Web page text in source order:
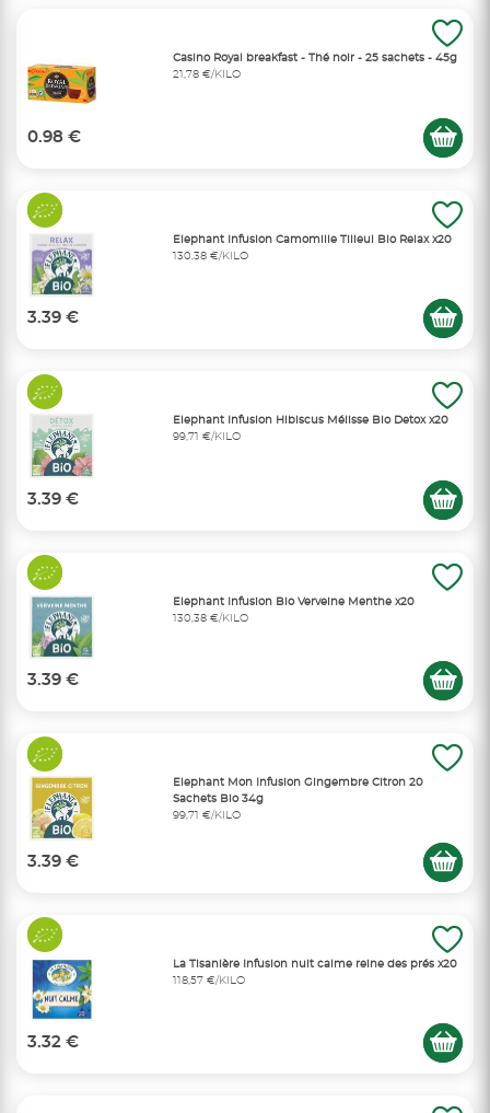
Casino Royal breakfast - Thé noir - 25 sachets - 45g
21,78 €/KILO
0.98 €
Elephant Infusion Camomille Tilleul Bio Relax x20
130,38 €/KILO
3.39 €
Elephant Infusion Hibiscus Mélisse Bio Detox x20
99,71 €/KILO
3.39 €
Elephant Infusion Bio Verveine Menthe x20
130,38 €/KILO
3.39 €
Elephant Mon Infusion Gingembre Citron 20
Sachets Bio 34g
99,71 €/KILO
3.39 €
La Tisanière Infusion nuit calme reine des prés x20
118,57 €/KILO
3.32 €